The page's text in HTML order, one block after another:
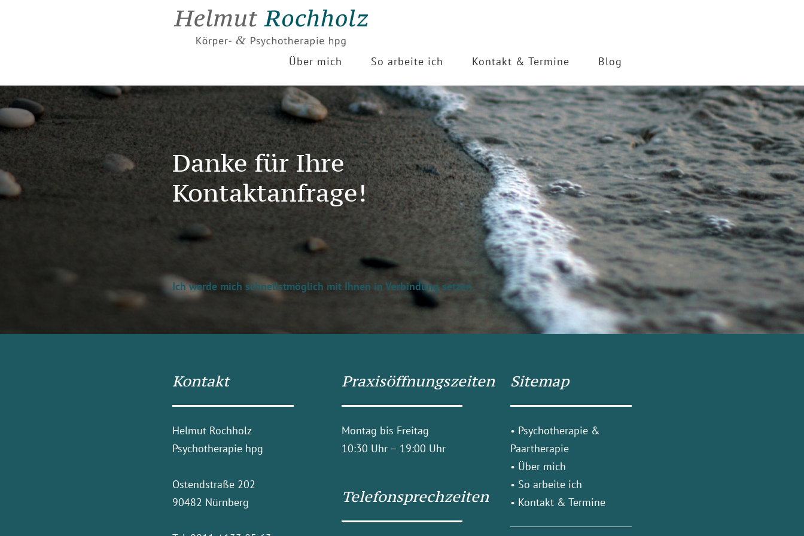
Über mich So arbeite ich Kontakt & Termine Blog
Danke für Ihre
Kontaktanfrage!
Ich werde mich schnellstmöglich mit Ihnen in Verbindung setzen.
Kontakt
Helmut Rochholz
Psychotherapie hpg
Ostendstraße 202
90482 Nürnberg
Praxisöffnungszeiten
Montag bis Freitag
10:30 Uhr – 19:00 Uhr
Telefonsprechzeiten
Sitemap
• Psychotherapie &
Paartherapie
• Über mich
• So arbeite ich
• Kontakt & Termine